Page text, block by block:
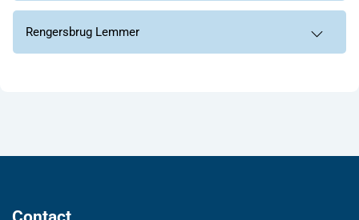
Rengersbrug Lemmer